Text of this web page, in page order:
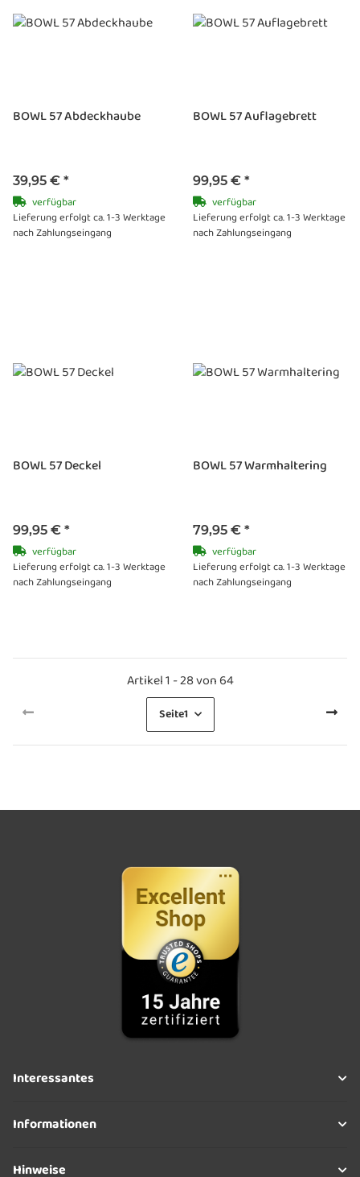
BOWL 57 Abdeckhaube
39,95 € *
verfügbar
Lieferung erfolgt ca. 1-3 Werktage
nach Zahlungseingang
BOWL 57 Auflagebrett
99,95 € *
verfügbar
Lieferung erfolgt ca. 1-3 Werktage
nach Zahlungseingang
BOWL 57 Deckel
99,95 € *
verfügbar
Lieferung erfolgt ca. 1-3 Werktage
nach Zahlungseingang
BOWL 57 Warmhaltering
79,95 € *
verfügbar
Lieferung erfolgt ca. 1-3 Werktage
nach Zahlungseingang
Artikel 1 - 28 von 64
Seite1
Interessantes
Informationen
Hinweise